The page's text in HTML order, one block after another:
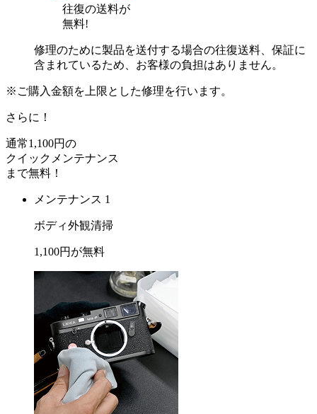
往復の送料が
無料!
修理のために製品を送付する場合の往復送料、保証に
含まれているため、お客様の負担はありません。
※ご購入金額を上限とした修理を行います。
さらに！
通常1,100円の
クイックメンテナンス
まで無料 ！
メンテナンス 1
ボディ外観清掃
1,100円が無料